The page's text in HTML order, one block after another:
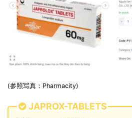
(参照写真：Pharmacity)
JAPROX TABLETS